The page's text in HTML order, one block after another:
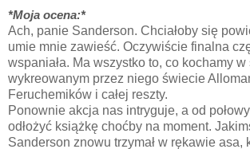
*Moja ocena:*
Ach, panie Sanderson. Chciałoby się
umie mnie zawieść. Oczywiście finalna
wspaniała. Ma wszystko to, co kochamy w
wykreowanym przez niego świecie
Feruchemików i całej reszty.
Ponownie akcja nas intryguje, a od
odłożyć książkę choćby na moment.
Sanderson znowu trzymał w rękawie asa,